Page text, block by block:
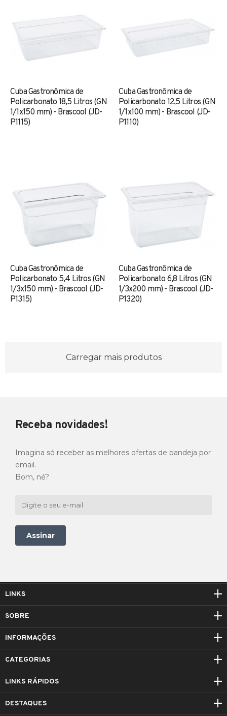
Cuba Gastronômica de
Policarbonato 18,5 Litros (GN
1/1x150 mm) - Brascool (JD-
P1115)
Cuba Gastronômica de
Policarbonato 12,5 Litros (GN
1/1x100 mm) - Brascool (JD-
P1110)
Cuba Gastronômica de
Policarbonato 5,4 Litros (GN
1/3x150 mm) - Brascool (JD-
P1315)
Cuba Gastronômica de
Policarbonato 6,8 Litros (GN
1/3x200 mm) - Brascool (JD-
P1320)
Carregar mais produtos
Receba novidades!
Imagina só receber as melhores ofertas de bandeja por
email.
Bom, né?
Assinar
LINKS
SOBRE
INFORMAÇÕES
CATEGORIAS
LINKS RÁPIDOS
DESTAQUES